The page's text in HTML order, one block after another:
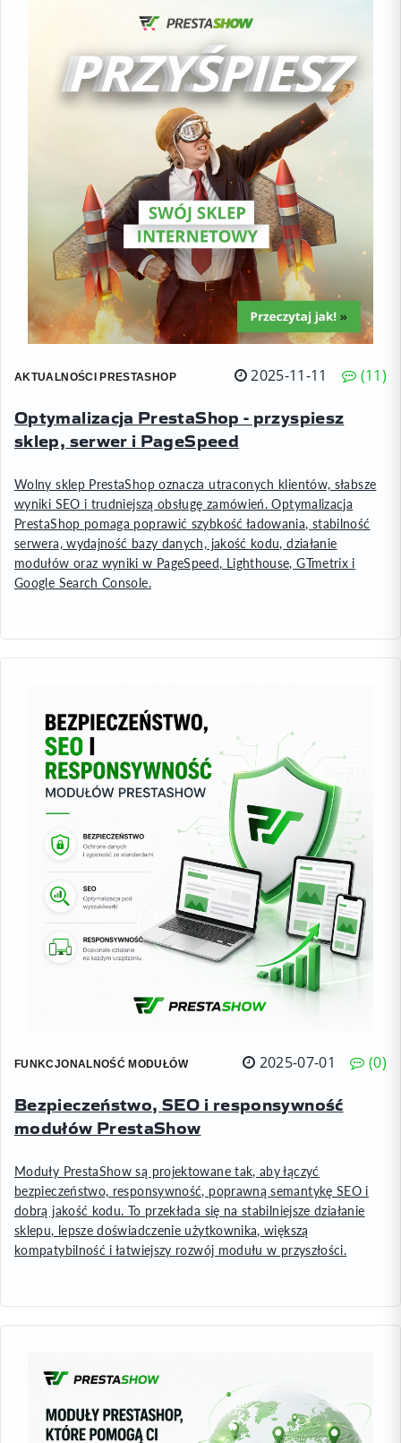
AKTUALNOŚCI PRESTASHOP 2025-11-11 11
Optymalizacja PrestaShop - przyspiesz
sklep, serwer i PageSpeed
Wolny sklep PrestaShop oznacza utraconych klientów, słabsze
wyniki SEO i trudniejszą obsługę zamówień. Optymalizacja
PrestaShop pomaga poprawić szybkość ładowania, stabilność
serwera, wydajność bazy danych, jakość kodu, działanie
modułów oraz wyniki w PageSpeed, Lighthouse, GTmetrix i
Google Search Console.
FUNKCJONALNOŚĆ MODUŁÓW 2025-07-01 0
Bezpieczeństwo, SEO i responsywność
modułów PrestaShow
Moduły PrestaShow są projektowane tak, aby łączyć
bezpieczeństwo, responsywność, poprawną semantykę SEO i
dobrą jakość kodu. To przekłada się na stabilniejsze działanie
sklepu, lepsze doświadczenie użytkownika, większą
kompatybilność i łatwiejszy rozwój modułu w przyszłości.